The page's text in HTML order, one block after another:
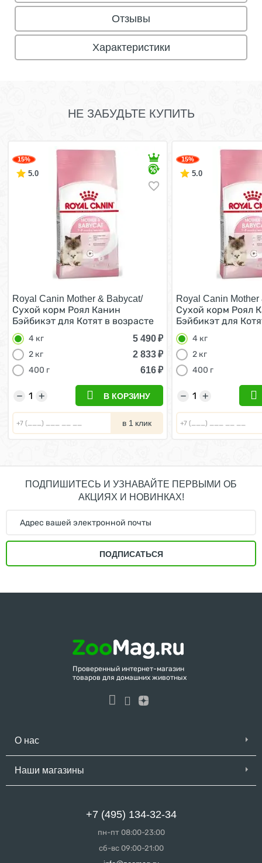
Отзывы
Характеристики
НЕ ЗАБУДЬТЕ КУПИТЬ
15%
5.0
Royal Canin Mother & Babycat/
Сухой корм Роял Канин
Бэйбикэт для Котят в возрасте
от 1 до 4 месяцев 4 кг
4 кг 5 490₽
2 кг
2 833₽
400 г
616₽
+
− В КОРЗИНУ
в 1 клик
15%
5.0
Royal Canin Mother
Сухой корм Роял
Бэйбикэт для
от 1 до 4 месяцев
4 кг
2 кг
400 г
+
−
ПОДПИШИТЕСЬ И УЗНАВАЙТЕ ПЕРВЫМИ ОБ
АКЦИЯХ И НОВИНКАХ!
ПОДПИСАТЬСЯ
Проверенный интернет-магазин
товаров для домашних животных
О нас
Наши магазины
+7 (495) 134-32-34
пн-пт 08:00-23:00
сб-вс 09:00-21:00